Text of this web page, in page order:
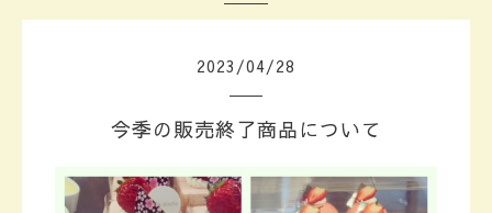
2023 /04/28
今季の販売終了商品について